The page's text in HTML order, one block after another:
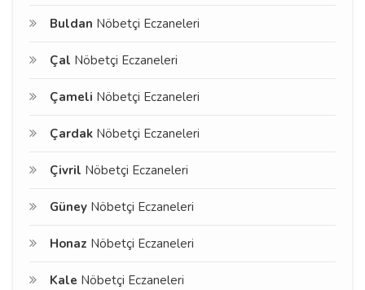
Buldan Nöbetçi Eczaneleri
Çal Nöbetçi Eczaneleri
Çameli Nöbetçi Eczaneleri
Çardak Nöbetçi Eczaneleri
Çivril Nöbetçi Eczaneleri
Güney Nöbetçi Eczaneleri
Honaz Nöbetçi Eczaneleri
Kale Nöbetçi Eczaneleri